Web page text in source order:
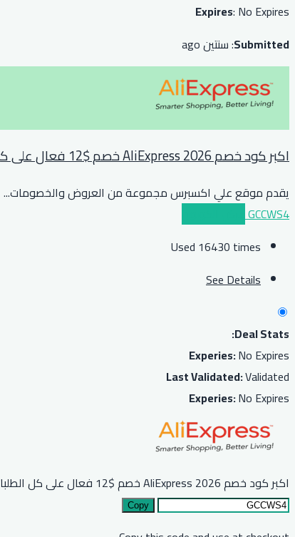
Expires: No Expires
Submitted: سنتين ago
اكبر كود خصم AliExpress 2026 خصم $12 فعال على كل الطلبات فوق $89 او مايعادلها بعملة بلدك
يقدم موقع علي اكسبرس مجموعة من العروض والخصومات...
GCCWS4
Used 16430 times
See Details
Deal Stats:
Experies:No Expires
Last Validated:Validated
Experies:No Expires
اكبر كود خصم AliExpress 2026 خصم $12 فعال على كل الطلبات فوق $89 او مايعادلها بعملة بلدك
Copy